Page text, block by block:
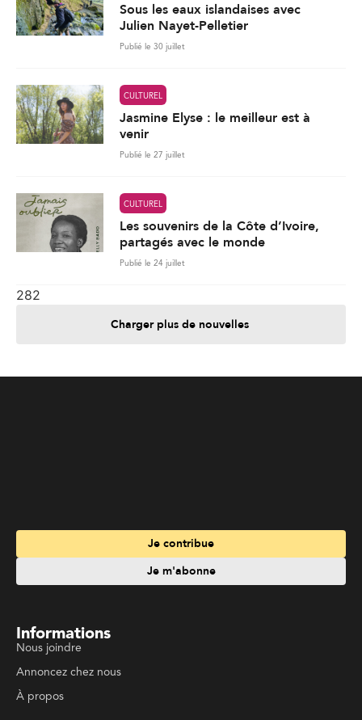
Sous les eaux islandaises avec
Julien Nayet-Pelletier
Publié le 30 juillet
CULTUREL
Jasmine Elyse : le meilleur est à
venir
Publié le 27 juillet
CULTUREL
Les souvenirs de la Côte d’Ivoire,
partagés avec le monde
Publié le 24 juillet
282
Charger plus de nouvelles
Informations
Services
Travailler à La Liberté
Emplois en français